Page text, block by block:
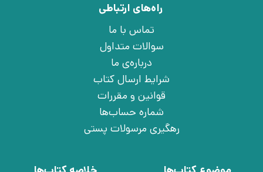
راه‌های ارتباطی
تماس با ما
سوالات متداول
درباره‌ی ما
شرایط ارسال کتاب
قوانین و مقررات
شماره حساب‌ها
رهگیری مرسولات پستی